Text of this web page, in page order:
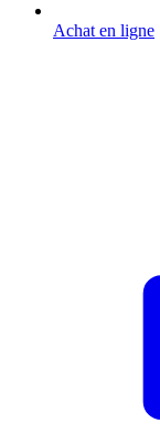
Achat en ligne